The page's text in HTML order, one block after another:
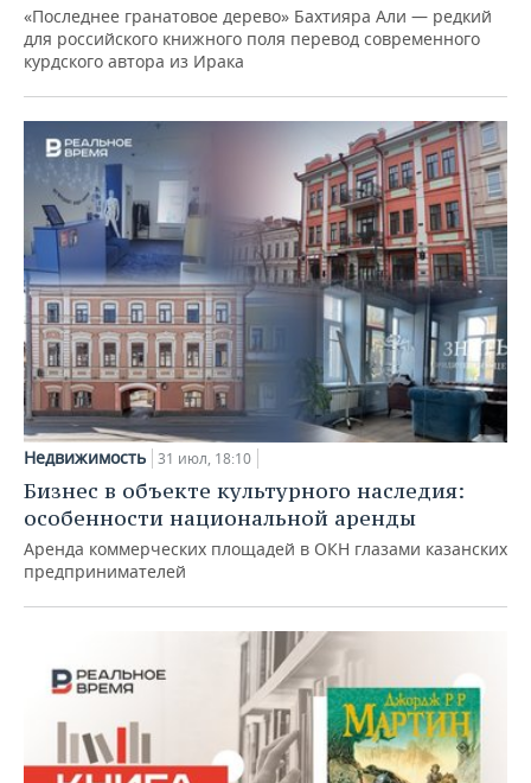
«Последнее гранатовое дерево» Бахтияра Али — редкий
для российского книжного поля перевод современного
курдского автора из Ирака
Недвижимость 31 июл, 18:10
Бизнес в объекте культурного наследия:
особенности национальной аренды
Аренда коммерческих площадей в ОКН глазами казанских
предпринимателей